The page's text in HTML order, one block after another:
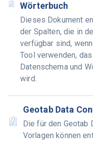
Wörterbuch
Dieses Dokument
der Spalten, die in
verfügbar sind,
Tool verwenden,
Datenschema und
wird.
Geotab Data
Die für den Geotab
Vorlagen können